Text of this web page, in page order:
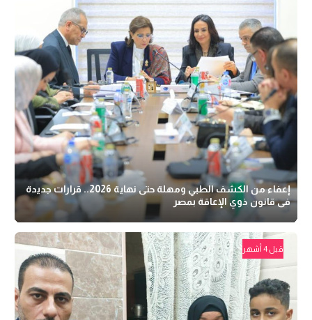
إعفاء من الكشف الطبي ومهلة حتى نهاية 2026.. قرارات جديدة
فى قانون ذوي الإعاقة بمصر
قبل 4 أشهر